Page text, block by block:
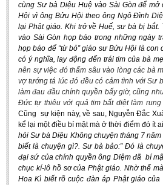
cùng Sư bà Diệu Huệ vào Sài Gòn để mở
Hội vì ông Bửu Hội theo ông Ngô Đình
lại Phật giáo. Khi trở về Huế, sư bà bị bắt.
vào Sài Gòn họp báo trong những ngày
họp báo để “từ bỏ” giáo sư Bửu Hội là con
có ý nghĩa, lay động đến trái tim của bà
nên sự việc đó thấm sâu vào lòng các bà
vợ tướng tá lúc đó đều có cảm tình với Sư
làm đau đầu chính quyền bấy giờ, cũng
Đức tự thiêu với quả tim bất diệt làm
Cũng sự kiện này, về sau, Nguyễn Đắc
kể lại một điều bí mật mà ở thời điểm đó ít
hỏi Sư bà Diệu Không chuyện tháng 7
biết là chuyện gì?. Sư bà bảo:” Đó là
đại sứ của chính quyền ông Diệm đã bí
chục kí-lô hồ sơ của Phật giáo. Nhờ thế
Hoa Kì biết rõ cuộc đàn áp Phật giáo của